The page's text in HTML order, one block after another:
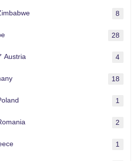
8
28
Austria 4
18
1
2
1